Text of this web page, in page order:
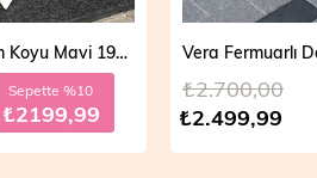
Vera Fermuarlı Denim Takım Açık Mavi 19298
Sepette %20
₺1999,99 ₺2.499,99
₺2.700,00